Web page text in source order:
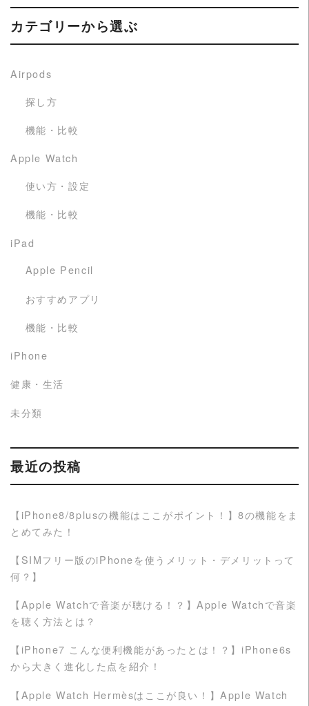
カテゴリーから選ぶ
Airpods
探し方
機能・比較
Apple Watch
使い方・設定
機能・比較
iPad
Apple Pencil
おすすめアプリ
機能・比較
iPhone
健康・生活
未分類
最近の投稿
【iPhone8/8plusの機能はここがポイント！】8の機能をま
とめてみた！
【SIMフリー版のiPhoneを使うメリット・デメリットって
何？】
【Apple Watchで音楽が聴ける！？】Apple Watchで音楽
を聴く方法とは？
【iPhone7 こんな便利機能があったとは！？】iPhone6s
から大きく進化した点を紹介！
【Apple Watch Hermèsはここが良い！】Apple Watch